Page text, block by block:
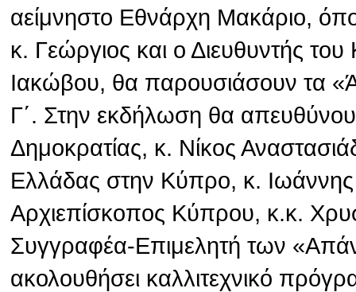
αείμνηστο Εθνάρχη Μακάριο,
κ. Γεώργιος και ο Διευθυντής
Ιακώβου, θα παρουσιάσουν τα
Γ΄. Στην εκδήλωση θα
Δημοκρατίας, κ. Νίκος
Ελλάδας στην Κύπρο, κ.
Αρχιεπίσκοπος Κύπρου, κ.κ.
Συγγραφέα-Επιμελητή των
ακολουθήσει καλλιτεχνικό